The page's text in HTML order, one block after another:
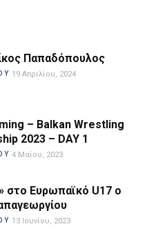
Παπαδόπουλος
19 Απριλίου, 2024
– Balkan Wrestling
2023 – DAY 1
4 Μαΐου, 2023
στο Ευρωπαϊκό U17 ο
13 Ιουνίου, 2023